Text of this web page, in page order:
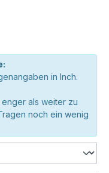
in Inch.
als weiter zu
noch ein wenig